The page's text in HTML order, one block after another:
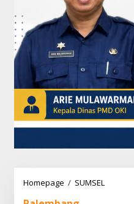
Homepage / SUMSEL